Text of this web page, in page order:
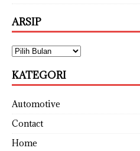
ARSIP
KATEGORI
Automotive
Contact
Home